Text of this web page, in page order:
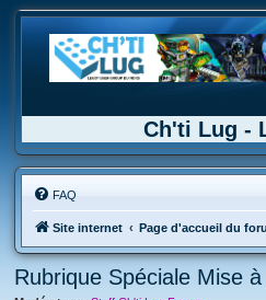
Ch'ti Lug -
FAQ
Site internet Page d'accueil du
Rubrique Spéciale Mise